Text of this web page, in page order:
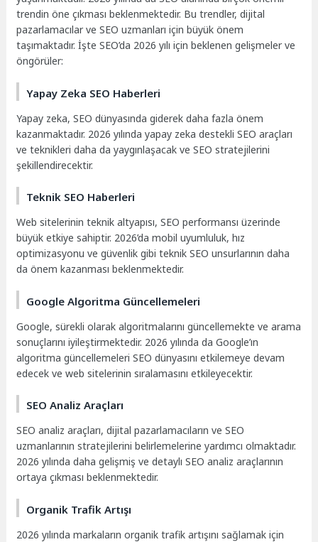
trendin öne çıkması beklenmektedir. Bu trendler, dijital
pazarlamacılar ve SEO uzmanları için büyük önem
taşımaktadır. İşte SEO’da 2026 yılı için beklenen gelişmeler ve
öngörüler:
Yapay Zeka SEO Haberleri
Yapay zeka, SEO dünyasında giderek daha fazla önem
kazanmaktadır. 2026 yılında yapay zeka destekli SEO araçları
ve teknikleri daha da yaygınlaşacak ve SEO stratejilerini
şekillendirecektir.
Teknik SEO Haberleri
Web sitelerinin teknik altyapısı, SEO performansı üzerinde
büyük etkiye sahiptir. 2026’da mobil uyumluluk, hız
optimizasyonu ve güvenlik gibi teknik SEO unsurlarının daha
da önem kazanması beklenmektedir.
Google Algoritma Güncellemeleri
Google, sürekli olarak algoritmalarını güncellemekte ve arama
sonuçlarını iyileştirmektedir. 2026 yılında da Google’ın
algoritma güncellemeleri SEO dünyasını etkilemeye devam
edecek ve web sitelerinin sıralamasını etkileyecektir.
SEO Analiz Araçları
SEO analiz araçları, dijital pazarlamacıların ve SEO
uzmanlarının stratejilerini belirlemelerine yardımcı olmaktadır.
2026 yılında daha gelişmiş ve detaylı SEO analiz araçlarının
ortaya çıkması beklenmektedir.
Organik Trafik Artışı
2026 yılında markaların organik trafik artışını sağlamak için